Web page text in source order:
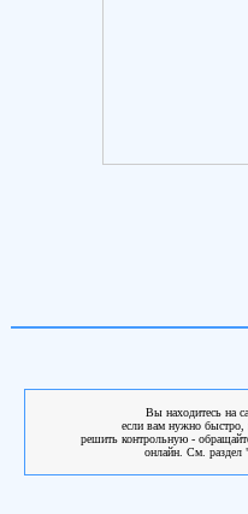
Вы находитесь на
если вам нужно быстро,
решить контрольную -
онлайн. См. раздел